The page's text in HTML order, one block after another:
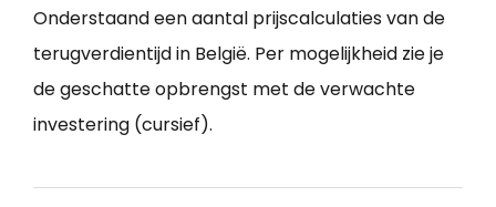
Onderstaand een aantal prijscalculaties van de
terugverdientijd in België. Per mogelijkheid zie je
de geschatte opbrengst met de verwachte
investering (cursief).